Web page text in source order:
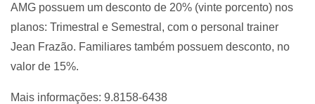
AMG possuem um desconto de 20% (vinte porcento) nos
planos: Trimestral e Semestral, com o personal trainer
Jean Frazão. Familiares também possuem desconto, no
valor de 15%.
Mais informações: 9.8158-6438